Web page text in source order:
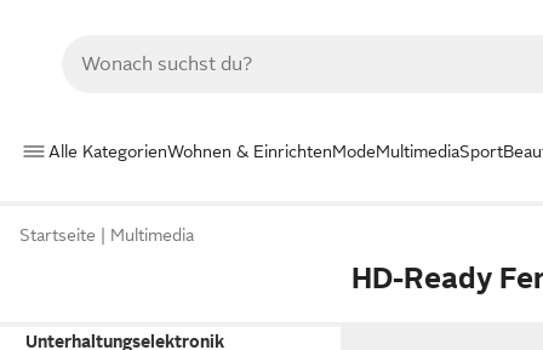
Alle KategorienWohnen & EinrichtenModeMultimediaSport
Startseite Multimedia
HD-Ready
Unterhaltungselektronik